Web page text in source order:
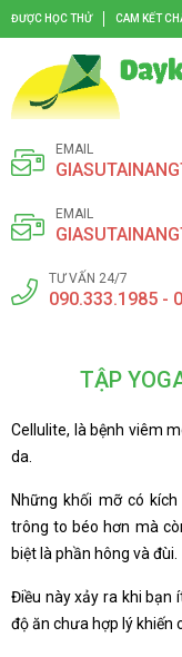
ĐƯỢC HỌC THỬ CAM KẾT
EMAIL
EMAIL
TƯ VẤN 24/7
090.333.1985 -
TẬP
Cellulite, là bệnh viêm
da.
Những khối mỡ có
trông to béo hơn mà
biệt là phần hông và đùi.
Điều này xảy ra khi bạn
độ ăn chưa hợp lý khiến